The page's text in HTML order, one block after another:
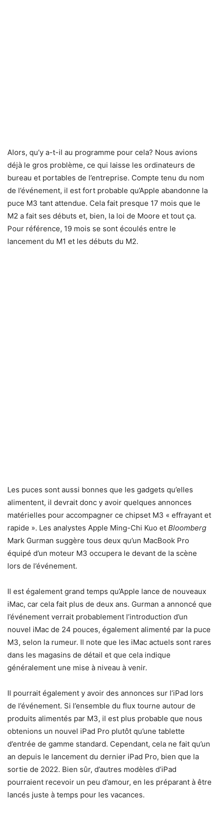
Alors, qu’y a-t-il au programme pour cela? Nous avions
déjà le gros problème, ce qui laisse les ordinateurs de
bureau et portables de l’entreprise. Compte tenu du nom
de l’événement, il est fort probable qu’Apple abandonne la
puce M3 tant attendue. Cela fait presque 17 mois que le
M2 a fait ses débuts et, bien, la loi de Moore et tout ça.
Pour référence, 19 mois se sont écoulés entre le
lancement du M1 et les débuts du M2.
Les puces sont aussi bonnes que les gadgets qu’elles
alimentent, il devrait donc y avoir quelques annonces
matérielles pour accompagner ce chipset M3 « effrayant et
rapide ». Les analystes Apple Ming-Chi Kuo et Bloomberg
Mark Gurman suggère tous deux qu’un MacBook Pro
équipé d’un moteur M3 occupera le devant de la scène
lors de l’événement.
Il est également grand temps qu’Apple lance de nouveaux
iMac, car cela fait plus de deux ans. Gurman a annoncé que
l’événement verrait probablement l’introduction d’un
nouvel iMac de 24 pouces, également alimenté par la puce
M3, selon la rumeur. Il note que les iMac actuels sont rares
dans les magasins de détail et que cela indique
généralement une mise à niveau à venir.
Il pourrait également y avoir des annonces sur l’iPad lors
de l’événement. Si l’ensemble du flux tourne autour de
produits alimentés par M3, il est plus probable que nous
obtenions un nouvel iPad Pro plutôt qu’une tablette
d’entrée de gamme standard. Cependant, cela ne fait qu’un
an depuis le lancement du dernier iPad Pro, bien que la
sortie de 2022. Bien sûr, d’autres modèles d’iPad
pourraient recevoir un peu d’amour, en les préparant à être
lancés juste à temps pour les vacances.